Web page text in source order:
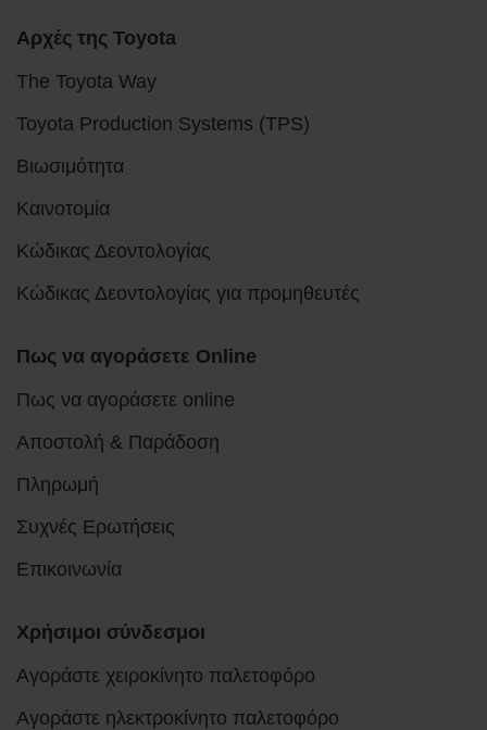
Αρχές της Toyota
The Toyota Way
Toyota Production Systems (TPS)
Βιωσιμότητα
Καινοτομία
Κώδικας Δεοντολογίας
Κώδικας Δεοντολογίας για προμηθευτές
Πως να αγοράσετε Online
Πως να αγοράσετε online
Αποστολή & Παράδοση
Πληρωμή
Συχνές Ερωτήσεις
Επικοινωνία
Χρήσιμοι σύνδεσμοι
Αγοράστε χειροκίνητο παλετοφόρο
Αγοράστε ηλεκτροκίνητο παλετοφόρο